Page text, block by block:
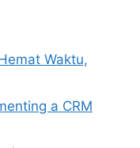
Waktu,
a CRM